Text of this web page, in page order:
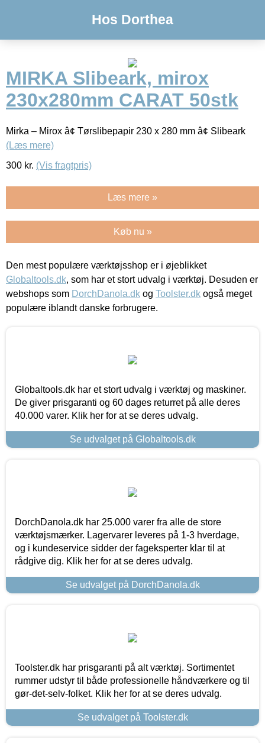
Hos Dorthea
MIRKA Slibeark, mirox
230x280mm CARAT 50stk
Mirka – Mirox â¢ Tørslibepapir 230 x 280 mm â¢ Slibeark
(Læs mere)
300 kr. (Vis fragtpris)
Læs mere »
Køb nu »
Den mest populære værktøjsshop er i øjeblikket
Globaltools.dk, som har et stort udvalg i værktøj. Desuden er
webshops som DorchDanola.dk og Toolster.dk også meget
populære iblandt danske forbrugere.
Globaltools.dk har et stort udvalg i værktøj og maskiner.
De giver prisgaranti og 60 dages returret på alle deres
40.000 varer. Klik her for at se deres udvalg.
Se udvalget på Globaltools.dk
DorchDanola.dk har 25.000 varer fra alle de store
værktøjsmærker. Lagervarer leveres på 1-3 hverdage,
og i kundeservice sidder der fageksperter klar til at
rådgive dig. Klik her for at se deres udvalg.
Se udvalget på DorchDanola.dk
Toolster.dk har prisgaranti på alt værktøj. Sortimentet
rummer udstyr til både professionelle håndværkere og til
gør-det-selv-folket. Klik her for at se deres udvalg.
Se udvalget på Toolster.dk